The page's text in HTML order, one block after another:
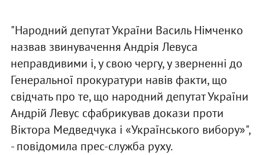
"Народний депутат України Василь Німченко
назвав звинувачення Андрія Левуса
неправдивими і, у свою чергу, у зверненні до
Генеральної прокуратури навів факти, що
свідчать про те, що народний депутат України
Андрій Левус сфабрикував докази проти
Віктора Медведчука і «Українського вибору»",
- повідомила прес-служба руху.